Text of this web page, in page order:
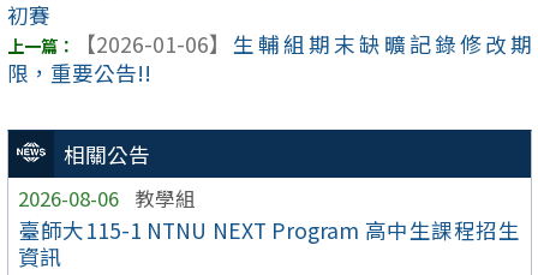
相關公告
2026-08-06 教學組
臺師大115-1 NTNU NEXT Program 高中生課程招生
資訊
初賽
【2026-01-06】 生輔組期末缺曠記錄修改期
限，重要公告!!